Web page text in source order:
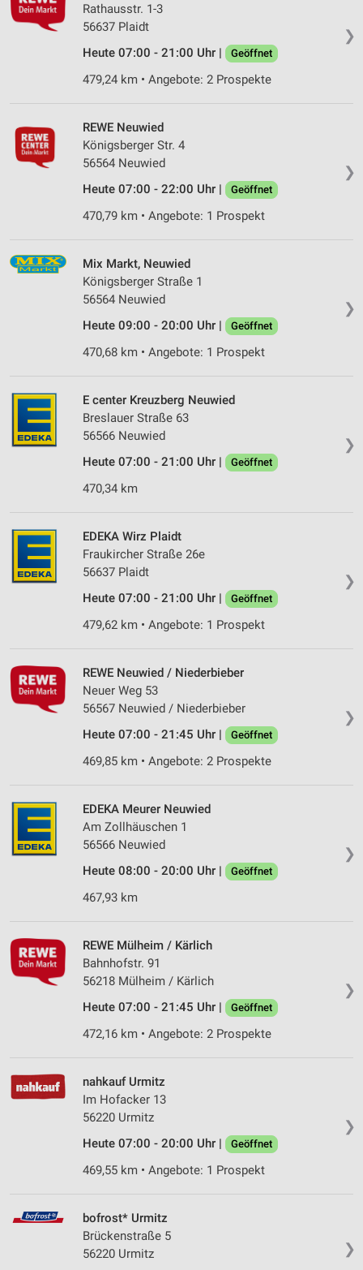
❯
Rathausstr. 1-3
56637 Plaidt
Heute 07:00 - 21:00 Uhr |
Geöffnet
479,24 km • Angebote: 2 Prospekte
❯
REWE Neuwied
Königsberger Str. 4
56564 Neuwied
Heute 07:00 - 22:00 Uhr |
Geöffnet
470,79 km • Angebote: 1 Prospekt
❯
Mix Markt, Neuwied
Königsberger Straße 1
56564 Neuwied
Heute 09:00 - 20:00 Uhr |
Geöffnet
470,68 km • Angebote: 1 Prospekt
❯
E center Kreuzberg Neuwied
Breslauer Straße 63
56566 Neuwied
Heute 07:00 - 21:00 Uhr |
Geöffnet
470,34 km
❯
EDEKA Wirz Plaidt
Fraukircher Straße 26e
56637 Plaidt
Heute 07:00 - 21:00 Uhr |
Geöffnet
479,62 km • Angebote: 1 Prospekt
❯
REWE Neuwied / Niederbieber
Neuer Weg 53
56567 Neuwied / Niederbieber
Heute 07:00 - 21:45 Uhr |
Geöffnet
469,85 km • Angebote: 2 Prospekte
❯
EDEKA Meurer Neuwied
Am Zollhäuschen 1
56566 Neuwied
Heute 08:00 - 20:00 Uhr |
Geöffnet
467,93 km
❯
REWE Mülheim / Kärlich
Bahnhofstr. 91
56218 Mülheim / Kärlich
Heute 07:00 - 21:45 Uhr |
Geöffnet
472,16 km • Angebote: 2 Prospekte
❯
nahkauf Urmitz
Im Hofacker 13
56220 Urmitz
Heute 07:00 - 20:00 Uhr |
Geöffnet
469,55 km • Angebote: 1 Prospekt
❯
bofrost* Urmitz
Brückenstraße 5
56220 Urmitz